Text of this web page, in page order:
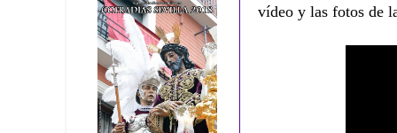
vídeo y las fotos de